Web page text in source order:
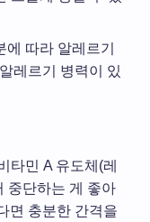
따라 알레르기
레르기 병력이 있
타민 A 유도체(레
중단하는 게 좋아
면 충분한 간격을